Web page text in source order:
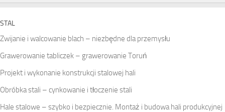
STAL
Zwijanie i walcowanie blach – niezbędne dla przemysłu
Grawerowanie tabliczek – grawerowanie Toruń
Projekt i wykonanie konstrukcji stalowej hali
Obróbka stali – cynkowanie i tłoczenie stali
Hale stalowe – szybko i bezpiecznie. Montaż i budowa hali produkcyjnej